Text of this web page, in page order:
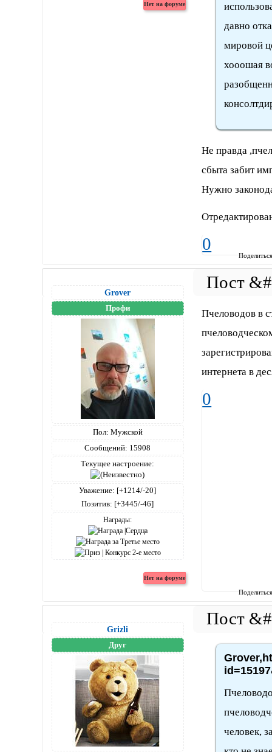
давно
мировой
хооошая
Не правда
сбыта забит
Нужно
0
Grover
Профи
Пол: Мужской
Сообщений: 15908
Текущее настроение:
Уважение: [+1214/-20]
Позитив: [+3445/-46]
Награды:
Пчеловодов в
интернета в
0
Grizli
Друг
человек,